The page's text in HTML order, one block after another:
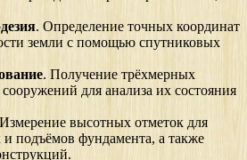
. Определение точных координат
земли с помощью спутниковых
. Получение трёхмерных
для анализа их состояния
высотных отметок для
и подъёмов фундамента, а также